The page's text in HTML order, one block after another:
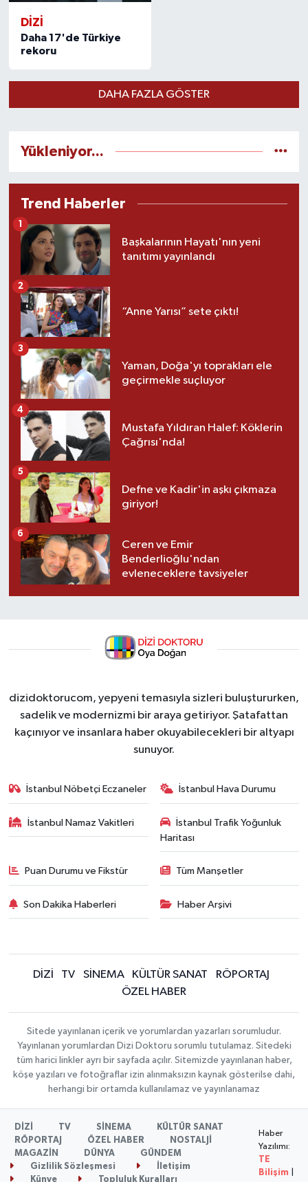
DİZİ
Daha 17'de Türkiye
rekoru
DAHA FAZLA GÖSTER
Yükleniyor...
Trend Haberler
Başkalarının Hayatı'nın yeni
tanıtımı yayınlandı
1
“Anne Yarısı” sete çıktı!
2
Yaman, Doğa'yı toprakları ele
geçirmekle suçluyor
3
Mustafa Yıldıran Halef: Köklerin
Çağrısı'nda!
4
Defne ve Kadir'in aşkı çıkmaza
giriyor!
5
Ceren ve Emir
Benderlioğlu'ndan
evleneceklere tavsiyeler
6
dizidoktorucom, yepyeni temasıyla sizleri buluştururken,
sadelik ve modernizmi bir araya getiriyor. Şatafattan
kaçınıyor ve insanlara haber okuyabilecekleri bir altyapı
sunuyor.
İstanbul Nöbetçi Eczaneler İstanbul Hava Durumu
İstanbul Namaz Vakitleri
İstanbul Trafik Yoğunluk
Haritası
Puan Durumu ve Fikstür Tüm Manşetler
Son Dakika Haberleri Haber Arşivi
DİZİ TV SİNEMA KÜLTÜR SANAT
RÖPORTAJ
ÖZEL HABER
Sitede yayınlanan içerik ve yorumlardan yazarları sorumludur.
Yayınlanan yorumlardan Dizi Doktoru sorumlu tutulamaz. Sitedeki
tüm harici linkler ayrı bir sayfada açılır. Sitemizde yayınlanan haber,
köşe yazıları ve fotoğraflar izin alınmaksızın kaynak gösterilse dahi,
herhangi bir ortamda kullanılamaz ve yayınlanamaz
DİZİ TV SİNEMA
KÜLTÜR SANAT
RÖPORTAJ
ÖZEL HABER
NOSTALJİ
MAGAZİN
DÜNYA
GÜNDEM
Gizlilik Sözleşmesi
İletişim
Künye
Topluluk Kuralları
Haber
Yazılımı:
TE
Bilişim